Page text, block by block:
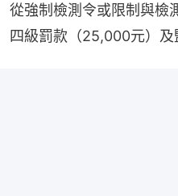
從強制檢測令或限制與檢
四級罰款（25,000元）及